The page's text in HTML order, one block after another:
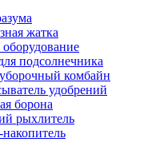
жатка
подсолнечника
комбайн
удобрений
борона
рыхлитель